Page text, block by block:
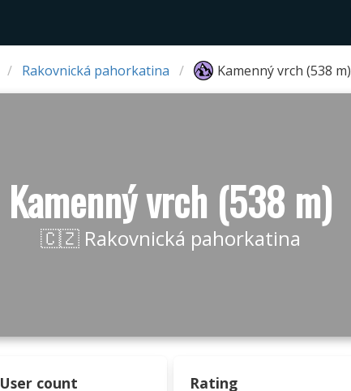
Rakovnická pahorkatina Kamenný vrch (538 m)
Kamenný vrch (538 m)
🇨🇿 Rakovnická pahorkatina
User count Rating